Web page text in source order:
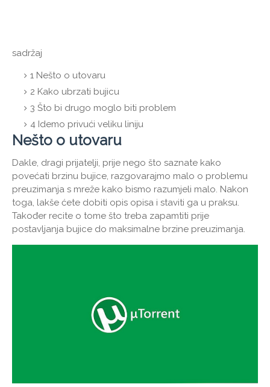
sadržaj
1 Nešto o utovaru
2 Kako ubrzati bujicu
3 Što bi drugo moglo biti problem
4 Idemo privući veliku liniju
Nešto o utovaru
Dakle, dragi prijatelji, prije nego što saznate kako
povećati brzinu bujice, razgovarajmo malo o problemu
preuzimanja s mreže kako bismo razumjeli malo. Nakon
toga, lakše ćete dobiti opis opisa i staviti ga u praksu.
Također recite o tome što treba zapamtiti prije
postavljanja bujice do maksimalne brzine preuzimanja.